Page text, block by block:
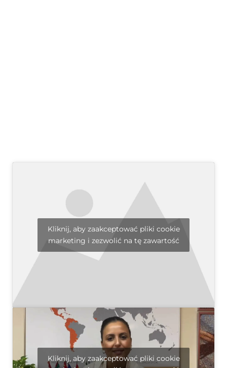
Kliknij, aby zaakceptować pliki cookie
marketing i zezwolić na tę zawartość
Kliknij, aby zaakceptować pliki cookie